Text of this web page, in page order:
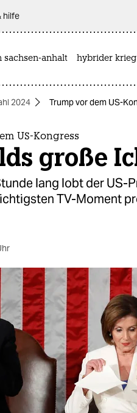
hilfe
sachsen-anhalt hybrider krieg
2024 Trump vor dem US-
US-Kongress
große
lang lobt der US-
TV-Moment